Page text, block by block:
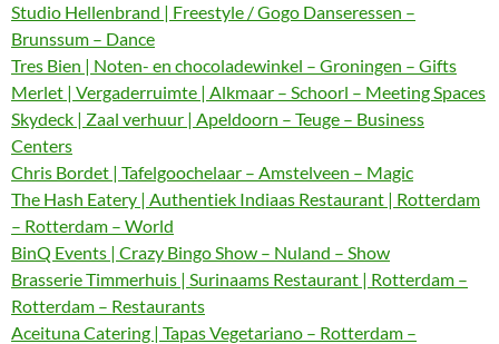
Studio Hellenbrand | Freestyle / Gogo Danseressen –
Brunssum – Dance
Tres Bien | Noten- en chocoladewinkel – Groningen – Gifts
Merlet | Vergaderruimte | Alkmaar – Schoorl – Meeting Spaces
Skydeck | Zaal verhuur | Apeldoorn – Teuge – Business
Centers
Chris Bordet | Tafelgoochelaar – Amstelveen – Magic
The Hash Eatery | Authentiek Indiaas Restaurant | Rotterdam
– Rotterdam – World
BinQ Events | Crazy Bingo Show – Nuland – Show
Brasserie Timmerhuis | Surinaams Restaurant | Rotterdam –
Rotterdam – Restaurants
Aceituna Catering | Tapas Vegetariano – Rotterdam –